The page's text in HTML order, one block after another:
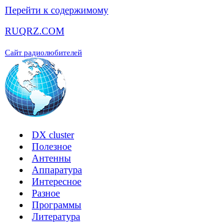
Перейти к содержимому
RUQRZ.COM
Сайт радиолюбителей
DX cluster
Полезное
Антенны
Аппаратура
Интересное
Разное
Программы
Литература